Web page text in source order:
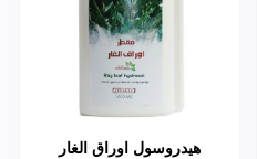
هيدروسول اوراق الغار